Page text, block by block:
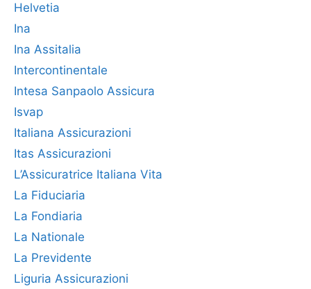
Helvetia
Ina
Ina Assitalia
Intercontinentale
Intesa Sanpaolo Assicura
Isvap
Italiana Assicurazioni
Itas Assicurazioni
L’Assicuratrice Italiana Vita
La Fiduciaria
La Fondiaria
La Nationale
La Previdente
Liguria Assicurazioni